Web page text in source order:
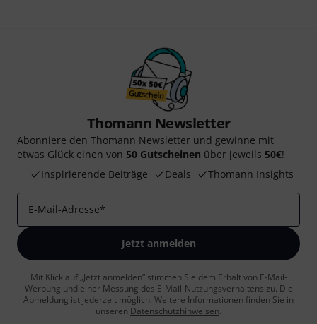
Thomann Newsletter
Abonniere den Thomann Newsletter und gewinne mit
etwas Glück einen von 50 Gutscheinen über jeweils 50€!
Inspirierende Beiträge
Deals Thomann Insights
E-Mail-Adresse*
Jetzt anmelden
Mit Klick auf „Jetzt anmelden“ stimmen Sie dem Erhalt von E-Mail-
Werbung und einer Messung des E-Mail-Nutzungsverhaltens zu. Die
Abmeldung ist jederzeit möglich. Weitere Informationen finden Sie in
unseren Datenschutzhinweisen.